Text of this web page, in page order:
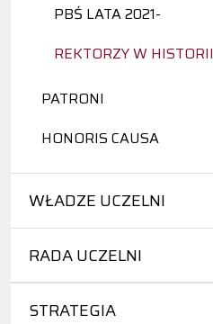
PBŚ LATA 2021-
REKTORZY W HISTORII
PATRONI
HONORIS CAUSA
WŁADZE UCZELNI
RADA UCZELNI
STRATEGIA